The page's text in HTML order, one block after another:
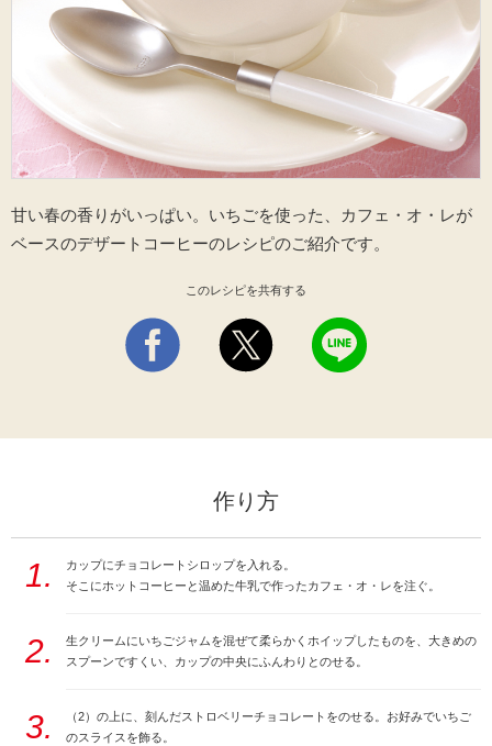
リティレポ
リース
グループサ
ポート
甘い春の香りがいっぱい。いちごを使った、カフェ・オ・レが
ベースのデザートコーヒーのレシピのご紹介です。
このレシピを共有する
作り方
1.
カップにチョコレートシロップを入れる。
そこにホットコーヒーと温めた牛乳で作ったカフェ・オ・レを注ぐ。
2.
生クリームにいちごジャムを混ぜて柔らかくホイップしたものを、大きめの
スプーンですくい、カップの中央にふんわりとのせる。
3.
（2）の上に、刻んだストロベリーチョコレートをのせる。お好みでいちご
のスライスを飾る。